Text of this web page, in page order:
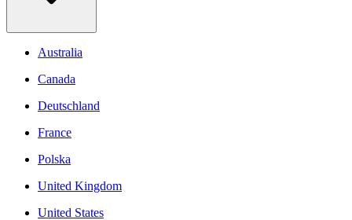
Australia
Canada
Deutschland
France
Polska
United Kingdom
United States